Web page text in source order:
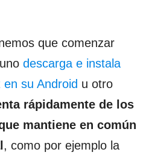
que comenzar
descarga e instala
su Android u otro
rápidamente de los
mantiene en común
, como por ejemplo la